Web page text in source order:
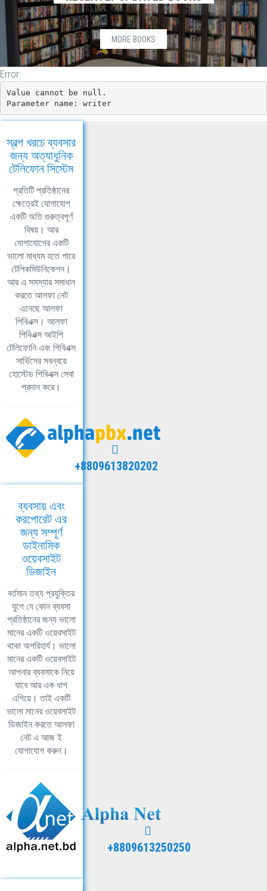
MORE BOOKS
Error:
Value cannot be null.
Parameter name: writer
স্বল্প খরচে ব্যবসার
জন্য অত্যাধুনিক
টেলিফোন সিস্টেম
প্রতিটি প্রতিষ্ঠানের
ক্ষেত্রেই যোগাযোগ
একটি অতি গুরুত্বপূর্ণ
বিষয়। আর
যোগাযোগের একটি
ভালো মাধ্যম হতে পারে
টেলিকমিউনিকেশন।
আর এ সমস্যার সমাধান
করতে আলফা নেট
এনেছে আলফা
পিবিএক্স। আলফা
পিবিএক্স আইপি
টেলিফোনি এবং পিবিএক্স
সার্ভিসের সবন্বয়ে
হোস্টেড পিবিএক্স সেবা
প্রদান করে।
+8809613820202
ব্যবসায় এবং
করপোরেট এর
জন্য সম্পূর্ণ
ডাইনামিক
ওয়েবসাইট
ডিজাইন
বর্তমান তথ্য প্রযুক্তির
যুগে যে কোন ব্যবসা
প্রতিষ্ঠানের জন্য ভালো
মানের একটি ওয়েবসাইট
থাকা অপরিহার্য। ভালো
মানের একটি ওয়েবসাইট
আপনার ব্যবসাকে নিয়ে
যাবে আর এক ধাপ
এগিয়ে। তাই একটি
ভালো মানের ওয়েবসাইট
ডিজাইন করতে আলফা
নেট এ আজ ই
যোগাযোগ করুন।
+8809613250250